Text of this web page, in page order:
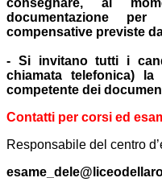
documentazione
compensative previste
- Si invitano tutti i
chiamata telefonica)
competente dei
Contatti per corsi ed
Responsabile del centro